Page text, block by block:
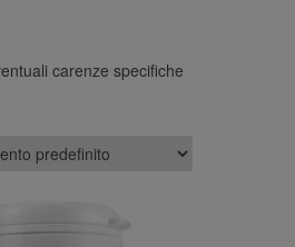
carenze specifiche